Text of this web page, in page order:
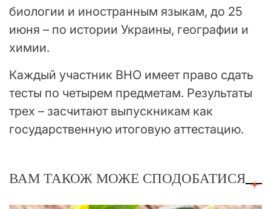
биологии и иностранным языкам, до 25
июня – по истории Украины, географии и
химии.
Каждый участник ВНО имеет право сдать
тесты по четырем предметам. Результаты
трех – засчитают выпускникам как
государственную итоговую аттестацию.
ВАМ ТАКОЖ МОЖЕ СПОДОБАТИСЯ